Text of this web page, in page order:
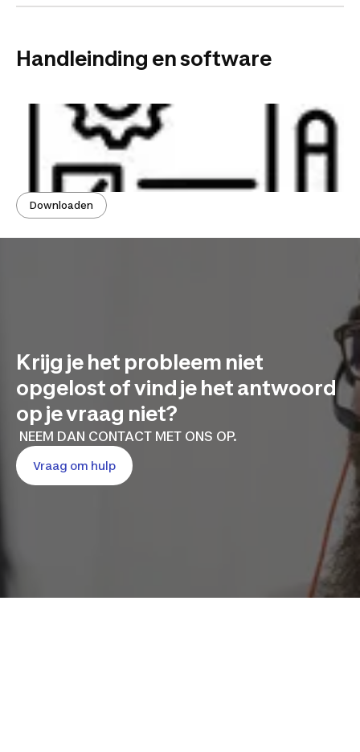
Handleinding en software
Downloaden
Krijg je het probleem niet
opgelost of vind je het antwoord
op je vraag niet?
NEEM DAN CONTACT MET ONS OP.
Vraag om hulp